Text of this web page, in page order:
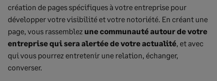
création de pages spécifiques à votre entreprise pour
développer votre visibilité et votre notoriété. En créant une
page, vous rassemblez une communauté autour de votre
entreprise qui sera alertée de votre actualité, et avec
qui vous pourrez entretenir une relation, échanger,
converser.